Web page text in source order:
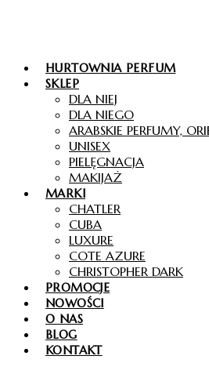
HURTOWNIA PERFUM
SKLEP
DLA NIEJ
DLA NIEGO
ARABSKIE PERFUMY,
UNISEX
PIELĘGNACJA
MAKIJAŻ
MARKI
CHATLER
CUBA
LUXURE
COTE AZURE
CHRISTOPHER DARK
PROMOCJE
NOWOŚCI
O NAS
BLOG
KONTAKT